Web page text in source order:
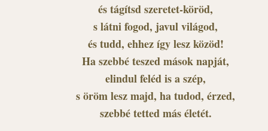
és tágítsd szeretet-köröd,
s látni fogod, javul világod,
és tudd, ehhez így lesz közöd!
Ha szebbé teszed mások napját,
elindul feléd is a szép,
s öröm lesz majd, ha tudod, érzed,
szebbé tetted más életét.